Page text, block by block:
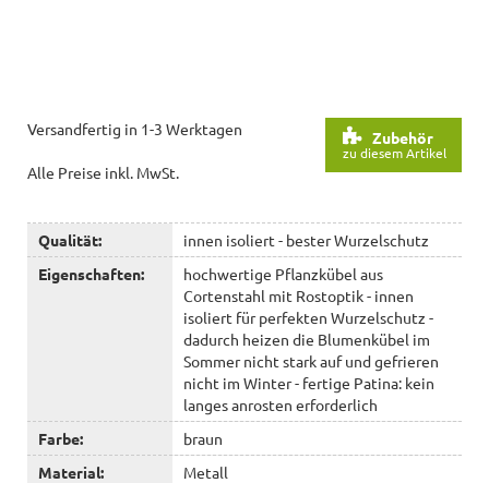
Zubehör
zu diesem Artikel
Versandfertig in 1-3 Werktagen
Alle Preise inkl. MwSt.
Qualität:
innen isoliert - bester Wurzelschutz
Eigenschaften:
hochwertige Pflanzkübel aus
Cortenstahl mit Rostoptik - innen
isoliert für perfekten Wurzelschutz -
dadurch heizen die Blumenkübel im
Sommer nicht stark auf und gefrieren
nicht im Winter - fertige Patina: kein
langes anrosten erforderlich
Farbe:
braun
Material:
Metall